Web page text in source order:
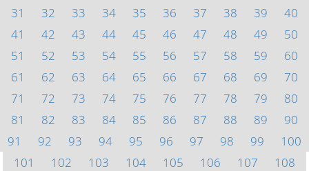
31
32 33 34 35 36 37 38 39
40
41
42 43 44 45 46 47 48 49
50
51
52 53 54 55 56 57 58 59
60
61
62 63 64 65 66 67 68 69
70
71
72 73 74 75 76 77 78 79
80
81
82 83 84 85 86 87 88 89
90
91
92 93 94 95 96 97 98 99
100
101
102 103 104 105 106 107
108